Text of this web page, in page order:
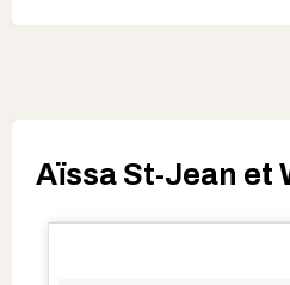
Aïssa St-Jean et